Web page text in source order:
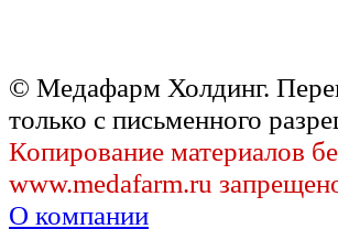
© Медафарм Холдинг.
только с письменного
Копирование материалов
www.medafarm.ru
О компании